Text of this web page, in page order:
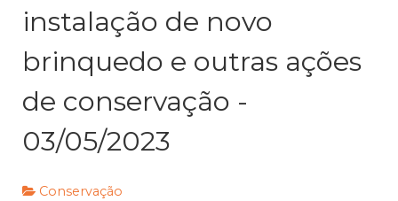
instalação de novo
brinquedo e outras ações
de conservação -
03/05/2023
Conservação